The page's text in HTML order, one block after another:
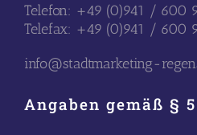
Telefon: +49 (0)941 / 600
Telefax: +49 (0)941 / 600
info@stadtmarketing-
Angaben gemäß §